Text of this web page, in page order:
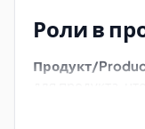
Роли в
Продукт/
для продукта,